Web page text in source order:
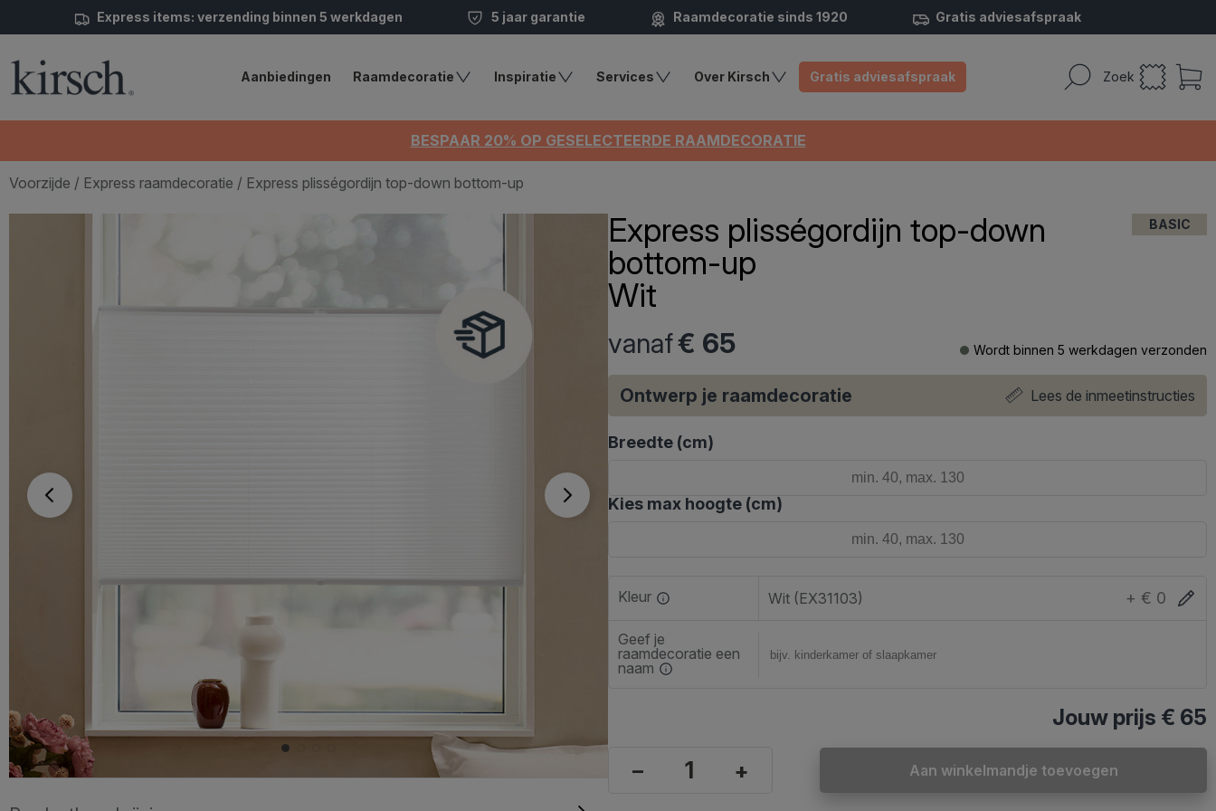
Express items: verzending binnen 5 werkdagen 5 jaar garantie Raamdecoratie sinds 1920 Gratis adviesafspraak
Zoek
Aanbiedingen Raamdecoratie Inspiratie Services Over Kirsch Gratis adviesafspraak
BESPAAR 20% OP GESELECTEERDE RAAMDECORATIE
Voorzijde / Express raamdecoratie / Express plisségordijn top-down bottom-up
Express plisségordijn top-down
bottom-up
Wit
BASIC
vanaf€ 65 Wordt binnen 5 werkdagen verzonden
Ontwerp je raamdecoratie Lees de inmeetinstructies
Breedte (cm)
Kies max hoogte (cm)
Kleur Wit (EX31103) + € 0
Geef je
raamdecoratie een
naam
Jouw prijs € 65
– + Aan winkelmandje toevoegen